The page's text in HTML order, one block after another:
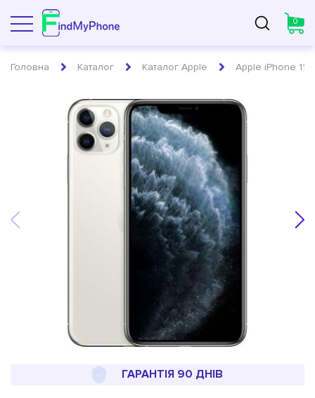
0
toggle navigation
Головна Каталог Каталог Apple Apple iPhone 11
ГАРАНТІЯ 90 ДНІВ